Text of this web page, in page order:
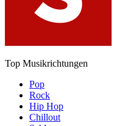
Top Musikrichtungen
Pop
Rock
Hip Hop
Chillout